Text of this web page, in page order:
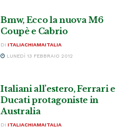
Bmw, Ecco la nuova M6
Coupè e Cabrio
DI ITALIACHIAMAITALIA
LUNEDÌ 13 FEBBRAIO 2012
Italiani all’estero, Ferrari e
Ducati protagoniste in
Australia
DI ITALIACHIAMAITALIA